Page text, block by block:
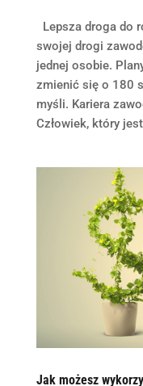
Lepsza droga do
swojej drogi
jednej osobie.
zmienić się o 180
myśli. Kariera
Człowiek, który
Jak możesz